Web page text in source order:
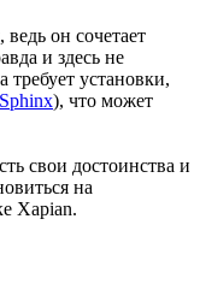
он сочетает
и здесь не
требует установки,
Sphinx), что может
свои достоинства и
на
Xapian.